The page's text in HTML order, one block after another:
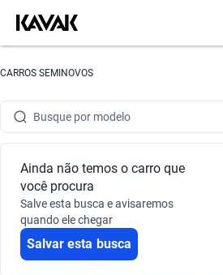
CARROS SEMINOVOS
Busque por modelo
Busque por ano
Busque por marca
Busque por modelo
Ainda não temos o carro que
você procura
Salve esta busca e avisaremos
quando ele chegar
Salvar esta busca